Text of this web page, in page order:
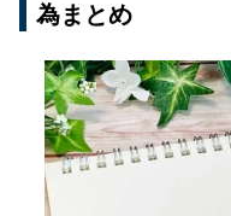
為まとめ